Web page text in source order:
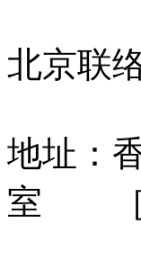
北京联
地址：
室